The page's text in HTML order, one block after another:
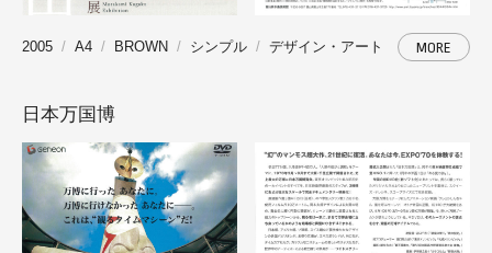
2005 A4 BROWN シンプル デザイン・アート MORE
日本万国博